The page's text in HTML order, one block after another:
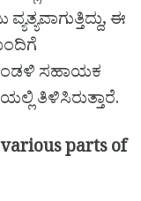
ಈ
ಸಹಾಯಕ
ತಿಳಿಸಿರುತ್ತಾರೆ.
parts of